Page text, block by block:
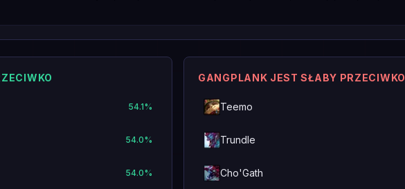
54.1%
54.0%
54.0%
GANGPLANK JEST SŁABY PRZECIWKO
Teemo
Trundle
Cho'Gath